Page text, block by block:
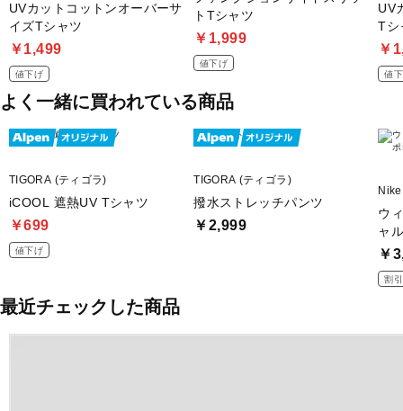
UVカットコットンオーバーサ
イズTシャツ
￥1,499
値下げ
トTシャツ
￥1,999
値下げ
UV
Tシ
￥
値
よく一緒に買われている商品
TIGORA (ティゴラ)
iCOOL 遮熱UV Tシャツ
￥699
値下げ
TIGORA (ティゴラ)
撥水ストレッチパンツ
￥2,999
ウ
ャ
￥
割
最近チェックした商品